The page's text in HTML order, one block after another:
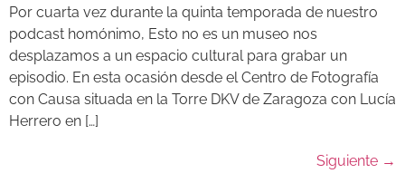
Por cuarta vez durante la quinta temporada de nuestro
podcast homónimo, Esto no es un museo nos
desplazamos a un espacio cultural para grabar un
episodio. En esta ocasión desde el Centro de Fotografía
con Causa situada en la Torre DKV de Zaragoza con Lucía
Herrero en […]
Siguiente →